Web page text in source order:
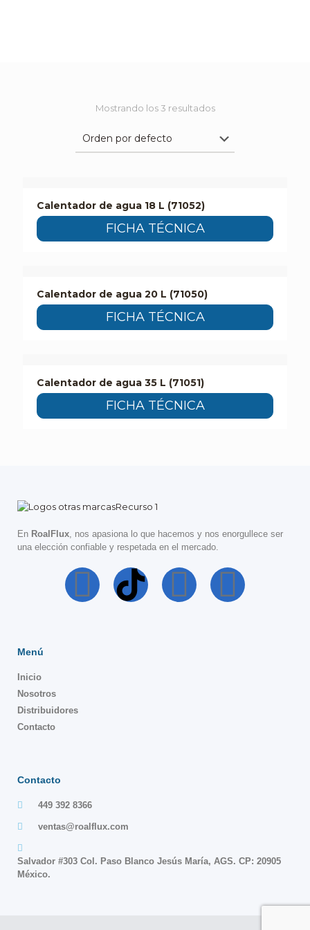
Mostrando los 3 resultados
Calentador de agua 18 L (71052)
FICHA TÉCNICA
Calentador de agua 20 L (71050)
FICHA TÉCNICA
Calentador de agua 35 L (71051)
FICHA TÉCNICA
En RoalFlux, nos apasiona lo que hacemos y nos enorgullece ser
una elección confiable y respetada en el mercado.
Menú
Inicio
Nosotros
Distribuidores
Contacto
Contacto
449 392 8366
ventas@roalflux.com
Salvador #303 Col. Paso Blanco Jesús María, AGS. CP: 20905
México.